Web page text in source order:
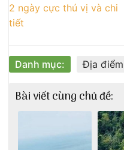
2 ngày cực thú vị và chi
tiết
Danh mục: Địa
Bài viết cùng chủ đề: